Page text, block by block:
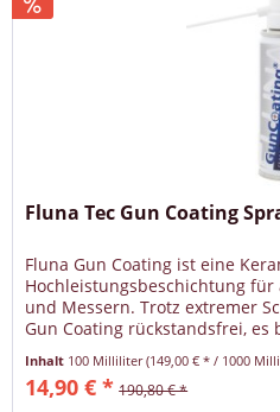
Fluna Tec Gun Coating
Fluna Gun Coating ist eine
Hochleistungsbeschichtung
und Messern. Trotz extremer
Gun Coating rückstandsfrei,
Inhalt 100 Milliliter(149,00 € * / 1000
14,90 € * 190,80 € *